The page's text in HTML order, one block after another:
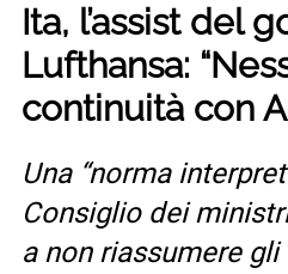
Ita, l’assist del
Lufthansa:
continuità con
Una “norma
Consiglio dei
a non riassumere